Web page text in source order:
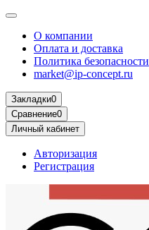
О компании
Оплата и доставка
Политика безопасности
market@ip-concept.ru
Закладки0
Сравнение0
Личный кабинет
Авторизация
Регистрация